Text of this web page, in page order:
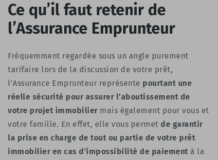
Ce qu’il faut retenir de
l’Assurance Emprunteur
Fréquemment regardée sous un angle purement
tarifaire lors de la discussion de votre prêt,
l’Assurance Emprunteur représente pourtant une
réelle sécurité pour assurer l’aboutissement de
votre projet immobiliermais également pour vous et
votre famille. En effet, elle vous permet de garantir
la prise en charge de tout ou partie de votre prêt
immobilier en cas d’impossibilité de paiement à la